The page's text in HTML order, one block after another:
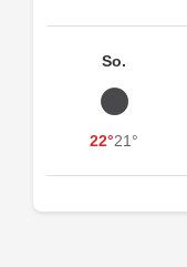
So.
22°21°